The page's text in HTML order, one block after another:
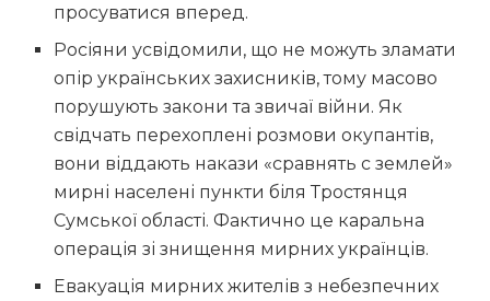
просуватися вперед.
Росіяни усвідомили, що не можуть зламати
опір українських захисників, тому масово
порушують закони та звичаї війни. Як
свідчать перехоплені розмови окупантів,
вони віддають накази «сравнять с землей»
мирні населені пункти біля Тростянця
Сумської області. Фактично це каральна
операція зі знищення мирних українців.
Евакуація мирних жителів з небезпечних